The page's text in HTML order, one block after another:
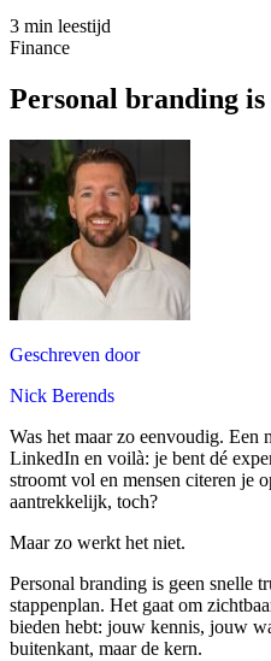
3 min leestijd
Finance
Personal branding is
Geschreven door
Nick Berends
Was het maar zo eenvoudig. Een
LinkedIn en voilà: je bent dé
stroomt vol en mensen citeren je
aantrekkelijk, toch?
Maar zo werkt het niet.
Personal branding is geen snelle
stappenplan. Het gaat om
bieden hebt: jouw kennis, jouw
buitenkant, maar de kern.